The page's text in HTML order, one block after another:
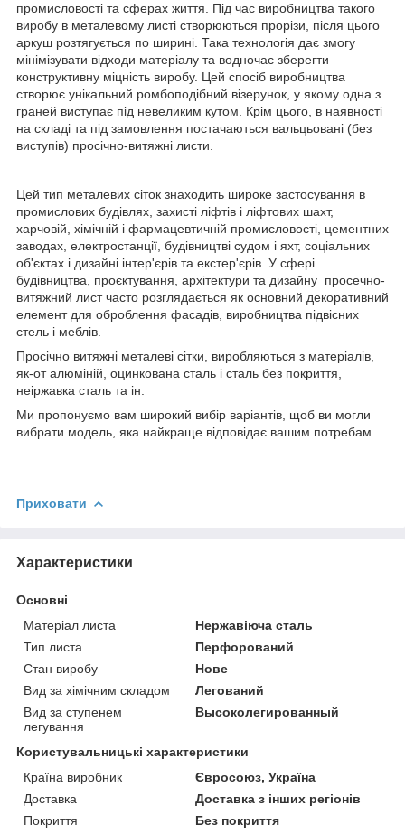
промисловості та сферах життя. Під час виробництва такого
виробу в металевому листі створюються прорізи, після цього
аркуш розтягується по ширині. Така технологія дає змогу
мінімізувати відходи матеріалу та водночас зберегти
конструктивну міцність виробу. Цей спосіб виробництва
створює унікальний ромбоподібний візерунок, у якому одна з
граней виступає під невеликим кутом. Крім цього, в наявності
на складі та під замовлення постачаються вальцьовані (без
виступів) просічно-витяжні листи.
Цей тип металевих сіток знаходить широке застосування в
промислових будівлях, захисті ліфтів і ліфтових шахт,
харчовій, хімічній і фармацевтичній промисловості, цементних
заводах, електростанції, будівництві судом і яхт, соціальних
об'єктах і дизайні інтер'єрів та екстер'єрів. У сфері
будівництва, проєктування, архітектури та дизайну просечно-
витяжний лист часто розглядається як основний декоративний
елемент для оброблення фасадів, виробництва підвісних
стель і меблів.
Просічно витяжні металеві сітки, виробляються з матеріалів,
як-от алюміній, оцинкована сталь і сталь без покриття,
неіржавка сталь та ін.
Ми пропонуємо вам широкий вибір варіантів, щоб ви могли
вибрати модель, яка найкраще відповідає вашим потребам.
Приховати
Характеристики
Основні
Матеріал листа
Нержавіюча сталь
Тип листа
Перфорований
Стан виробу
Нове
Вид за хімічним складом
Легований
Вид за ступенем
легування
Высоколегированный
Користувальницькі характеристики
Країна виробник
Євросоюз, Україна
Доставка
Доставка з інших регіонів
Покриття
Без покриття